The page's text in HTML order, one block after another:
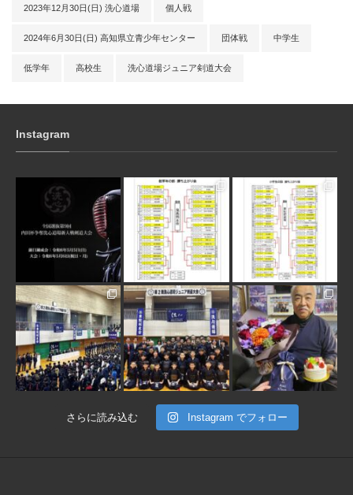
2023年12月30日(日) 洗心道場 個人戦
2024年6月30日(日) 高知県立青少年センター 団体戦 中学生
低学年 高校生 洗心道場ジュニア剣道大会
Instagram
1月 31 1月 31
1月 30 1月 30 1月 28
さらに読み込む Instagram でフォロー